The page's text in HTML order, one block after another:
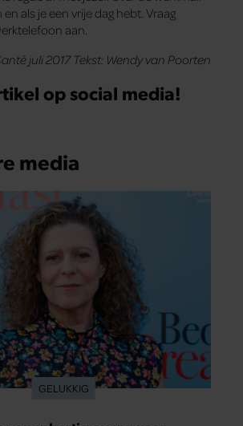
als je een vrije dag hebt. Vraag
aan.
juli 2017 Tekst: Wendy van Poorten
op social media!
media
GELUKKIG